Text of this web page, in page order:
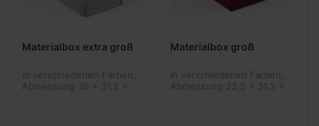
Materialbox extra groß
in verschiedenen Farben,
Abmessung 30 x 31,2 x
Materialbox groß
in verschiedenen Farben,
Abmessung 22,5 x 31,2 x